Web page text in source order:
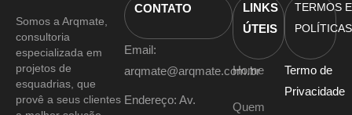
Somos a Arqmate,
consultoria
especializada em
projetos de
esquadrias, que
provê a seus clientes
CONTATO
Email:
arqmate@arqmate.com.br
Endereço: Av.
LINKS
ÚTEIS
Home
Quem
TERMOS E
POLÍTICAS
Termo de
Privacidade